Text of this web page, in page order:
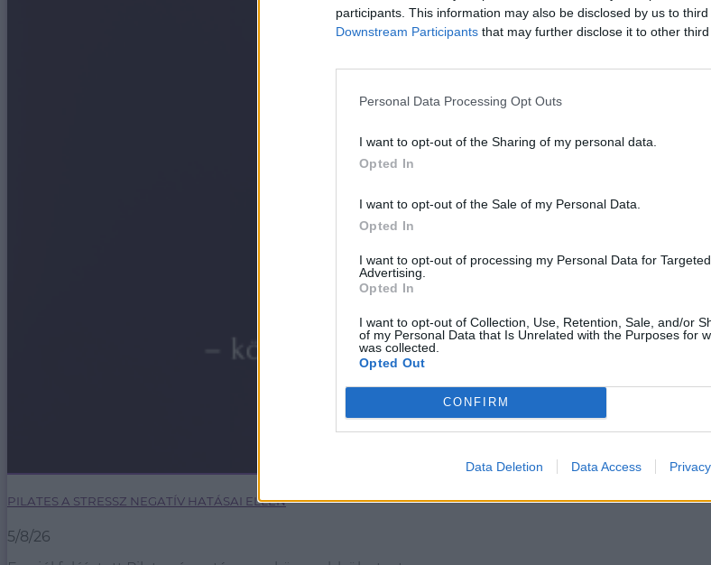
participants. This information may also be disclosed by us to
Downstream Participants that may further disclose it to other third
Personal Data Processing Opt Outs
I want to opt-out of the Sharing of my personal data.
Opted In
I want to opt-out of the Sale of my Personal Data.
Opted In
I want to opt-out of processing my Personal Data for Targeted
Advertising.
Opted In
I want to opt-out of Collection, Use, Retention, Sale, and/or
of my Personal Data that Is Unrelated with the Purposes for
was collected.
Opted Out
CONFIRM
Data Deletion Data Access
PILATES A STRESSZ NEGATÍV HATÁSAI ELLEN
5/8/26